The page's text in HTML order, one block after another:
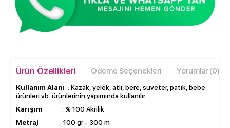
Ürün Özellikleri Ödeme Seçenekleri Yorumlar (0)
Kullanım Alanı : Kazak, yelek, atlı, bere, süveter, patik, bebe
ürünleri vb. ürünlerinin yapımında kullanılır.
Karışım
: % 100 Akrilik
Metraj : 100 gr - 300 m